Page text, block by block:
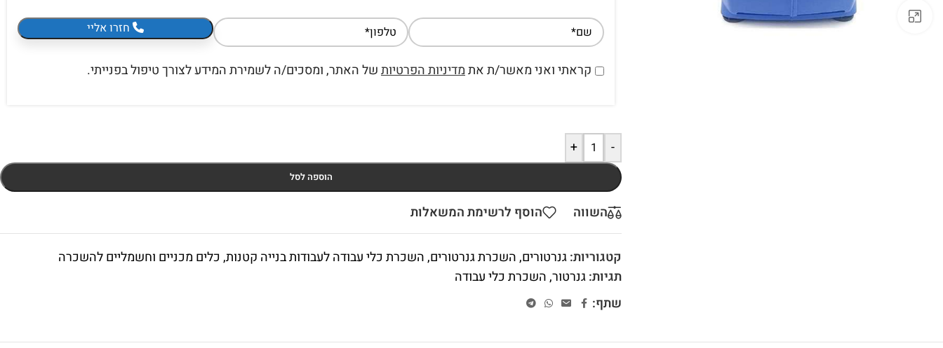
לחץ להגדלה
חזרו אליי
קראתי ואני מאשר/ת אתמדיניות הפרטיותשל האתר, ומסכים/ה לשמירת המידע לצורך טיפול בפנייתי.
-
+
הוספה לסל
השווה הוסף לרשימת המשאלות
קטגוריות:גנרטורים,השכרת גנרטורים,השכרת כלי עבודה לעבודות בנייה קטנות,כלים מכניים וחשמליים להשכרה
תגיות:גנרטור,השכרת כלי עבודה
שתף: